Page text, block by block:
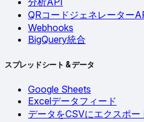
QRコードジェネレーター
Webhooks
BigQuery統合
スプレッドシート & データ
Google Sheets
Excelデータフィード
データをCSVにエクスポー